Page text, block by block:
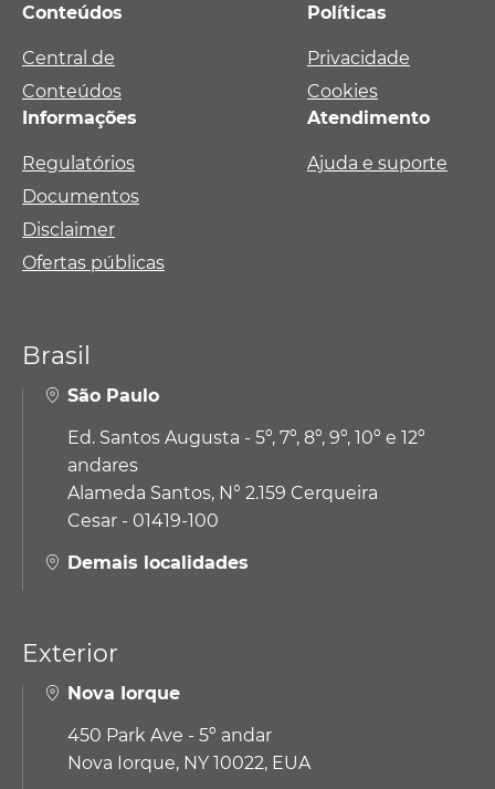
Conteúdos
Central de
Conteúdos
Políticas
Privacidade
Cookies
Informações
Regulatórios
Documentos
Disclaimer
Ofertas públicas
Atendimento
Ajuda e suporte
Brasil
São Paulo
Ed. Santos Augusta - 5º, 7º, 8º, 9º, 10º e 12º
andares
Alameda Santos, N° 2.159 Cerqueira
Cesar - 01419-100
Demais localidades
Exterior
Nova Iorque
450 Park Ave - 5º andar
Nova Iorque, NY 10022, EUA